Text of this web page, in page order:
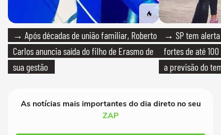
→ Após décadas de união familiar, Roberto
Carlos anuncia saída do filho de Erasmo de
sua gestão
→ SP tem
fortes de até
a previsão do
As notícias mais importantes do dia direto no seu
ZAP